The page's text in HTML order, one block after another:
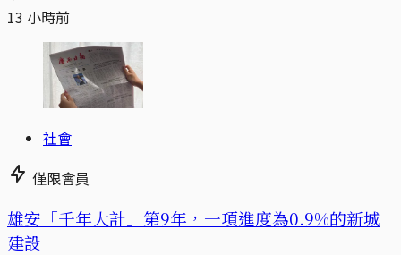
13 小時前
社會
僅限會員
​​雄安「千年大計」第9年，一項進度為0.9%的新城
建設